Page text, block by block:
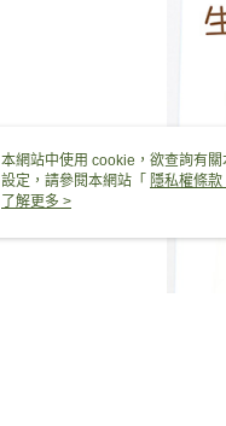
本網站中使用 cookie，欲查詢有
設定，請參閱本網站「 隱私權條款
使用 cookie。
了解更多 >